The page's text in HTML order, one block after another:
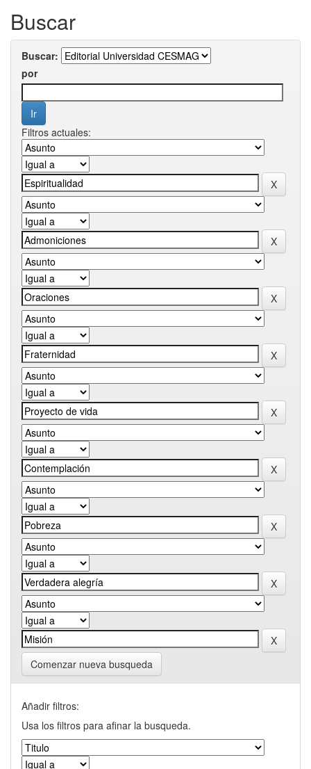
Buscar
Buscar:
por
Filtros actuales:
Comenzar nueva busqueda
Añadir filtros:
Usa los filtros para afinar la busqueda.